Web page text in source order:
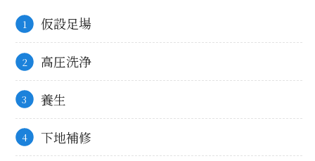
着
工
し
ま
仮設足場
高圧洗浄
養生
下地補修